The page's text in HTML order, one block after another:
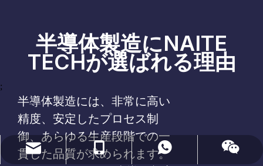
半導体製造にNAITE
TECHが選ばれる理由
;
半導体製造には、非常に高い
精度、安定したプロセス制
御、あらゆる生産段階での一
貫した品質が求められます。
naiteservice@naitetech.com
+86 18018270716
ワッツアップ
微信